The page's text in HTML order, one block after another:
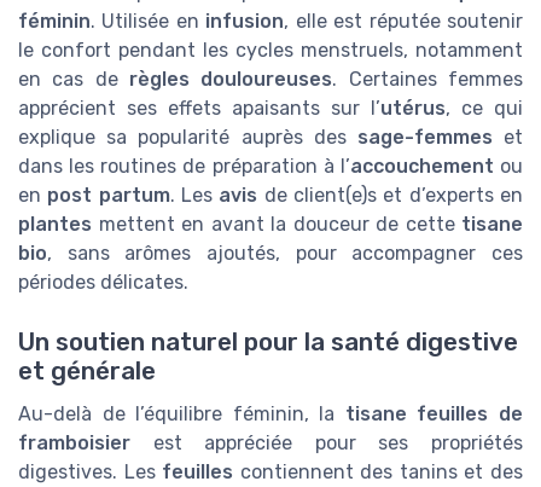
féminin. Utilisée en infusion, elle est réputée soutenir
le confort pendant les cycles menstruels, notamment
en cas de règles douloureuses. Certaines femmes
apprécient ses effets apaisants sur l’utérus, ce qui
explique sa popularité auprès des sage-femmes et
dans les routines de préparation à l’accouchement ou
en post partum. Les avis de client(e)s et d’experts en
plantes mettent en avant la douceur de cette tisane
bio, sans arômes ajoutés, pour accompagner ces
périodes délicates.
Un soutien naturel pour la santé digestive
et générale
Au-delà de l’équilibre féminin, la tisane feuilles de
framboisier est appréciée pour ses propriétés
digestives. Les feuilles contiennent des tanins et des